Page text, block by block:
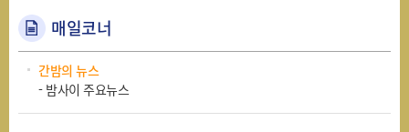
매일코너
간밤의 뉴스
- 밤사이 주요뉴스